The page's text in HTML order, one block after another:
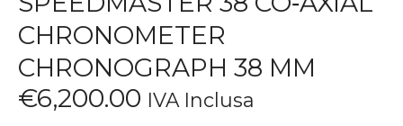
CHRONOMETER
CHRONOGRAPH 38 MM
€6,200.00 IVA Inclusa